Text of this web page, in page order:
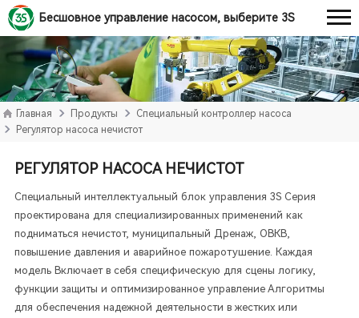
Бесшовное управление насосом, выберите 3S
Главная Продукты
Специальный контроллер насоса
Регулятор насоса нечистот
РЕГУЛЯТОР НАСОСА НЕЧИСТОТ
Специальный интеллектуальный блок управления 3S Серия
проектирована для специализированных применений как
подниматься нечистот, муниципальный Дренаж, ОВКВ,
повышение давления и аварийное пожаротушение. Каждая
модель Включает в себя специфическую для сцены логику,
функции защиты и оптимизированное управление Алгоритмы
для обеспечения надежной деятельности в жестких или